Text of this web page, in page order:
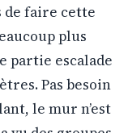
de faire cette
plus
partie escalade
Pas besoin
le mur n’est